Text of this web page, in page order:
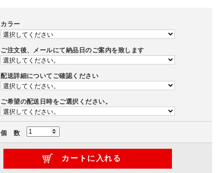
カラー
ご注文後、メールにて納品日のご案内を致します
配送詳細についてご確認ください
ご希望の配送日時をご選択ください。
個 数